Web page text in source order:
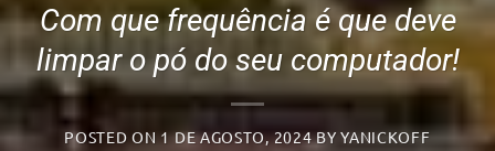
Com que frequência é que deve
limpar o pó do seu computador!
POSTED ON1 DE AGOSTO, 2024 BYYANICKOFF